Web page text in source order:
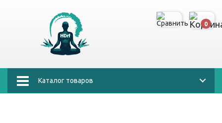
0
Каталог товаров